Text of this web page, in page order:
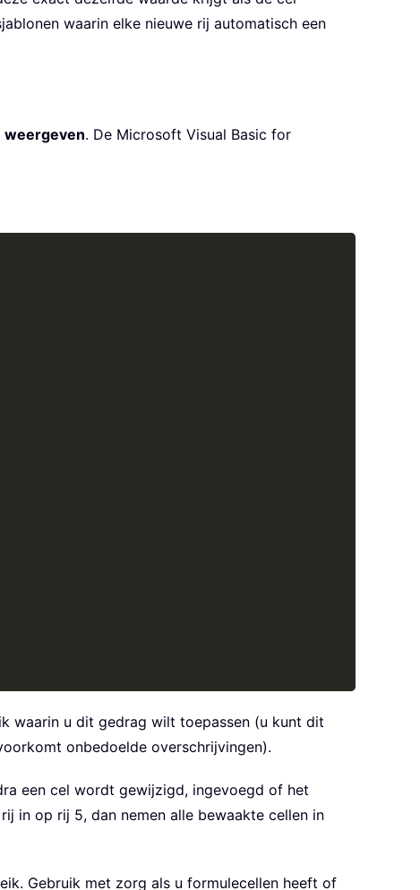
waarin elke nieuwe rij automatisch een
weergeven. De Microsoft Visual Basic for
waarin u dit gedrag wilt toepassen (u kunt dit
onbedoelde overschrijvingen).
een cel wordt gewijzigd, ingevoegd of het
in op rij 5, dan nemen alle bewaakte cellen in
Gebruik met zorg als u formulecellen heeft of